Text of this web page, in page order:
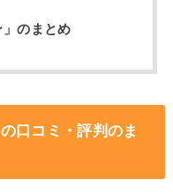
のまとめ
口コミ・評判のま